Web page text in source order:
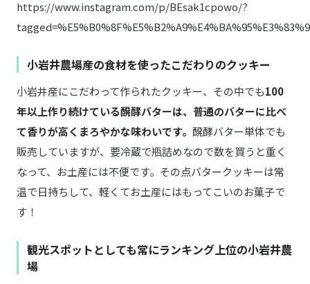
https://www.instagram.com/p/BEsak1cpowo/?
小岩井農場産の食材を使ったこだわりのクッキー
小岩井産にこだわって作られたクッキー、その中でも100
年以上作り続けている醗酵バターは、普通のバターに比べ
て香りが高くまろやかな味わいです。 醗酵バター単体でも
販売していますが、要冷蔵で瓶詰めなので数を買うと重く
なって、お土産には不便です。その点バタークッキーは常
温で日持ちして、軽くてお土産にはもってこいのお菓子で
す！
観光スポットとしても常にランキング上位の小岩井農
場